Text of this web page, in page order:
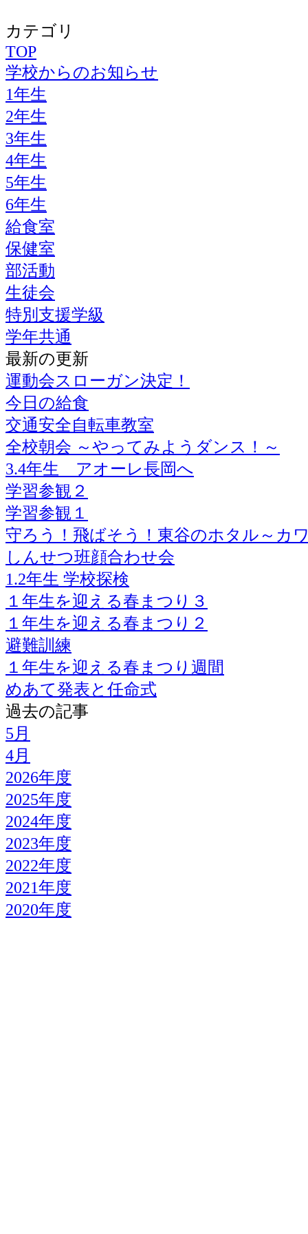
カテゴリ
TOP
学校からのお知らせ
1年生
2年生
3年生
4年生
5年生
6年生
給食室
保健室
部活動
生徒会
特別支援学級
学年共通
最新の更新
運動会スローガン決定！
今日の給食
交通安全自転車教室
全校朝会 ～やってみようダンス！～
3.4年生 アオーレ長岡へ
学習参観２
学習参観１
守ろう！飛ばそう！東谷のホタル～カ
しんせつ班顔合わせ会
1.2年生 学校探検
１年生を迎える春まつり３
１年生を迎える春まつり２
避難訓練
１年生を迎える春まつり週間
めあて発表と任命式
過去の記事
5月
4月
2026年度
2025年度
2024年度
2023年度
2022年度
2021年度
2020年度